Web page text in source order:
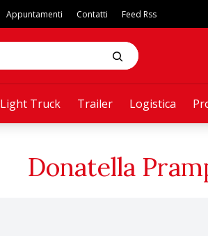
Light Truck Trailer Logistica
Appuntamenti Contatti Feed Rss
Donatella